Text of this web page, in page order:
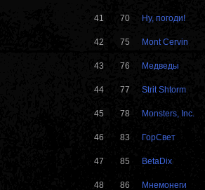
41 70 Ну, погоди!
42 75 Mont Cervin
43 76 Медведы
44 77 Strit Shtorm
45 78 Monsters, Inc.
46 83 ГорСвет
47 85 BetaDix
48 86 Мнемонеги